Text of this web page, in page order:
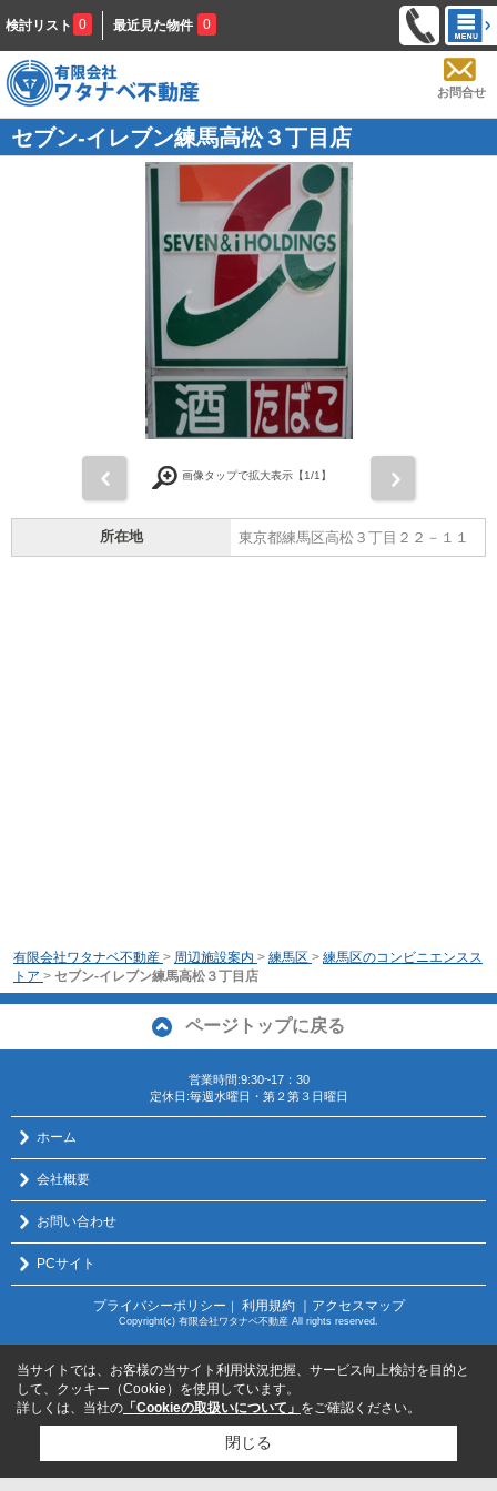
検討リスト 0 最近見た物件 0
お問合せ
セブン-イレブン練馬高松３丁目店
画像タップで拡大表示【1/1】
所在地 東京都練馬区高松３丁目２２－１１
有限会社ワタナベ不動産 > 周辺施設案内 > 練馬区 > 練馬区のコンビニエンスス
トア > セブン-イレブン練馬高松３丁目店
ページトップに戻る
営業時間:9:30~17：30
定休日:毎週水曜日・第２第３日曜日
ホーム
会社概要
お問い合わせ
PCサイト
プライバシーポリシー ｜ 利用規約 ｜アクセスマップ
Copyright(c) 有限会社ワタナベ不動産 All rights reserved.
当サイトでは、お客様の当サイト利用状況把握、サービス向上検討を目的と
して、クッキー（Cookie）を使用しています。
詳しくは、当社の 「Cookieの取扱いについて」 をご確認ください。
閉じる